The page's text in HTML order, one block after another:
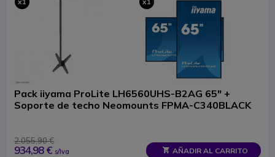
Pack iiyama ProLite LH6560UHS-B2AG 65" +
Soporte de techo Neomounts FPMA-C340BLACK
2.055,90 €
934,98 € s/Iva AÑADIR AL CARRITO